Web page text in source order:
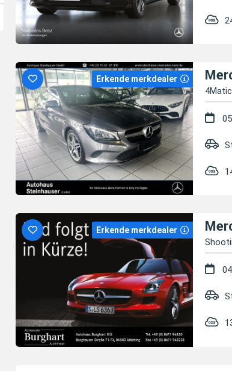
Erkende merkdealer
Erkende merkdealer